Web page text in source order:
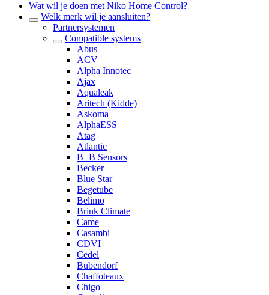
Wat wil je doen met Niko Home Control?
Welk merk wil je aansluiten?
Partnersystemen
Compatible systems
Abus
ACV
Alpha Innotec
Ajax
Aqualeak
Aritech (Kidde)
Askoma
AlphaESS
Atag
Atlantic
B+B Sensors
Becker
Blue Star
Begetube
Belimo
Brink Climate
Came
Casambi
CDVI
Cedel
Bubendorf
Chaffoteaux
Chigo